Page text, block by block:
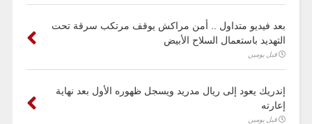
بعد فيديو متداول .. أمن مراكش يوقف مرتكب سرقة تحت
التهديد باستعمال السلاح الأبيض
قبل يومين
إندريك يعود إلى ريال مدريد ويسجل ظهوره الأول بعد نهاية
إعارته
قبل يومين